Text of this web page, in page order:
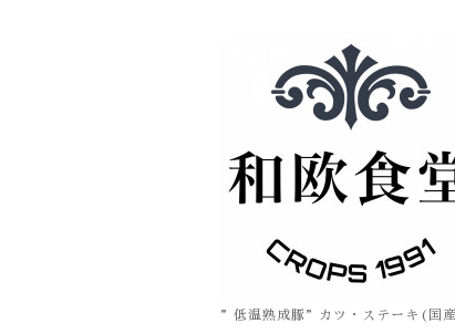
”低温熟成豚”カツ・ステーキ(国